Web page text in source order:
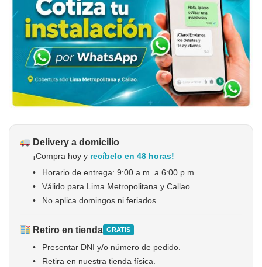
Delivery a domicilio
¡Compra hoy y recíbelo en 48 horas!
•
Horario de entrega: 9:00 a.m. a 6:00 p.m.
•
Válido para Lima Metropolitana y Callao.
•
No aplica domingos ni feriados.
Retiro en tienda GRATIS
•
Presentar DNI y/o número de pedido.
•
Retira en nuestra tienda física.